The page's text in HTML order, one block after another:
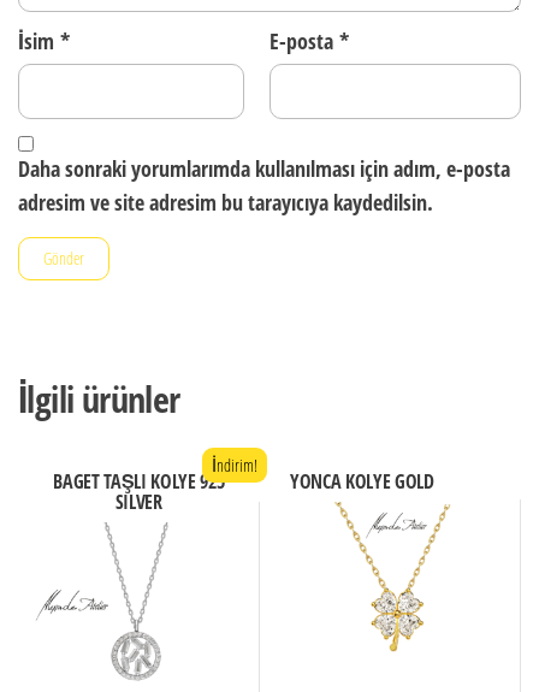
İsim * E-posta *
Daha sonraki yorumlarımda kullanılması için adım, e-posta
adresim ve site adresim bu tarayıcıya kaydedilsin.
İlgili ürünler
BAGET TAŞLI KOLYE 925
SILVER
İndirim!
YONCA KOLYE GOLD